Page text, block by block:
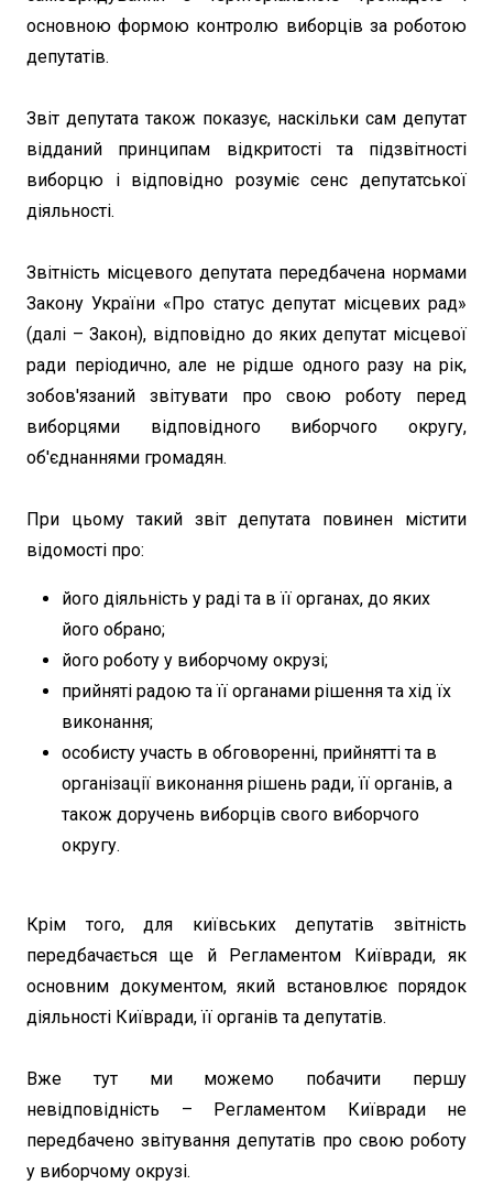
основною формою контролю виборців за роботою
депутатів.
Звіт депутата також показує, наскільки сам депутат
відданий принципам відкритості та підзвітності
виборцю і відповідно розуміє сенс депутатської
діяльності.
Звітність місцевого депутата передбачена нормами
Закону України «Про статус депутат місцевих рад»
(далі – Закон), відповідно до яких депутат місцевої
ради періодично, але не рідше одного разу на рік,
зобов'язаний звітувати про свою роботу перед
виборцями відповідного виборчого округу,
об'єднаннями громадян.
При цьому такий звіт депутата повинен містити
відомості про:
його діяльність у раді та в її органах, до яких
його обрано;
його роботу у виборчому окрузі;
прийняті радою та її органами рішення та хід їх
виконання;
особисту участь в обговоренні, прийнятті та в
організації виконання рішень ради, її органів, а
також доручень виборців свого виборчого
округу.
Крім того, для київських депутатів звітність
передбачається ще й Регламентом Київради, як
основним документом, який встановлює порядок
діяльності Київради, її органів та депутатів.
Вже тут ми можемо побачити першу
невідповідність – Регламентом Київради не
передбачено звітування депутатів про свою роботу
у виборчому окрузі.